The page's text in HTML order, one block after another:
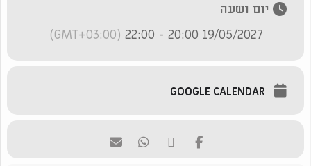
יום ושעה
19/05/2027 20:00 - 22:00
(GMT+03:00)
GOOGLE CALENDAR